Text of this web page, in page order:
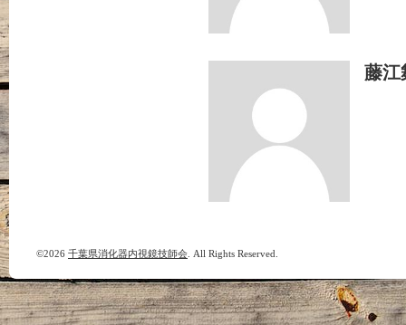
藤江
©2026 千葉県消化器内視鏡技師会 . All Rights Reserved.